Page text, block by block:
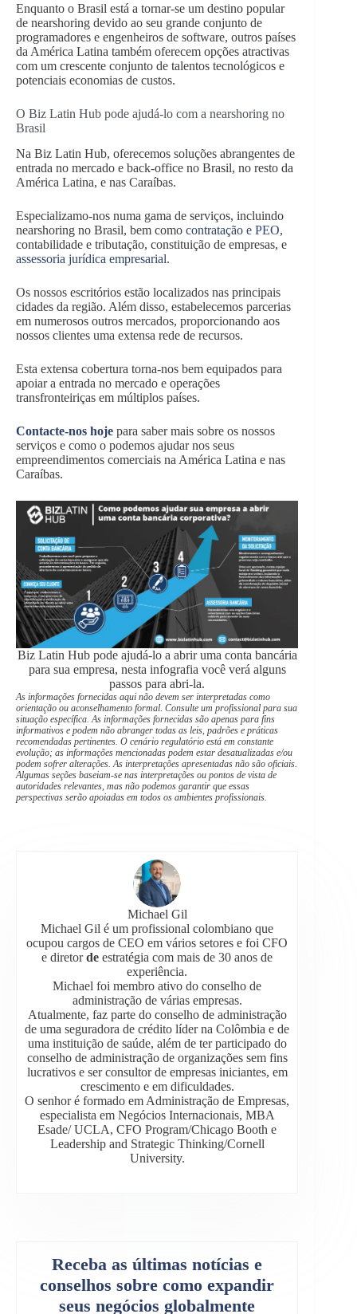
Enquanto o Brasil está a tornar-se um destino popular
de nearshoring devido ao seu grande conjunto de
programadores e engenheiros de software, outros países
da América Latina também oferecem opções atractivas
com um crescente conjunto de talentos tecnológicos e
potenciais economias de custos.
O Biz Latin Hub pode ajudá-lo com a nearshoring no
Brasil
Na Biz Latin Hub, oferecemos soluções abrangentes de
entrada no mercado e back-office no Brasil, no resto da
América Latina, e nas Caraíbas.
Especializamo-nos numa gama de serviços, incluindo
nearshoring no Brasil, bem como contratação e PEO,
contabilidade e tributação, constituição de empresas, e
assessoria jurídica empresarial.
Os nossos escritórios estão localizados nas principais
cidades da região. Além disso, estabelecemos parcerias
em numerosos outros mercados, proporcionando aos
nossos clientes uma extensa rede de recursos.
Esta extensa cobertura torna-nos bem equipados para
apoiar a entrada no mercado e operações
transfronteiriças em múltiplos países.
Contacte-nos hoje para saber mais sobre os nossos
serviços e como o podemos ajudar nos seus
empreendimentos comerciais na América Latina e nas
Caraíbas.
Biz Latin Hub pode ajudá-lo a abrir uma conta bancária
para sua empresa, nesta infografia você verá alguns
passos para abri-la.
As informações fornecidas aqui não devem ser interpretadas como
orientação ou aconselhamento formal. Consulte um profissional para sua
situação específica. As informações fornecidas são apenas para fins
informativos e podem não abranger todas as leis, padrões e práticas
recomendadas pertinentes. O cenário regulatório está em constante
evolução; as informações mencionadas podem estar desatualizadas e/ou
podem sofrer alterações. As interpretações apresentadas não são oficiais.
Algumas seções baseiam-se nas interpretações ou pontos de vista de
autoridades relevantes, mas não podemos garantir que essas
perspectivas serão apoiadas em todos os ambientes profissionais.
Michael Gil
Michael Gil é um profissional colombiano que
ocupou cargos de CEO em vários setores e foi CFO
e diretorde estratégia com mais de 30 anos de
experiência.
Michael foi membro ativo do conselho de
administração de várias empresas.
Atualmente, faz parte do conselho de administração
de uma seguradora de crédito líder na Colômbia e de
uma instituição de saúde, além de ter participado do
conselho de administração de organizações sem fins
lucrativos e ser consultor de empresas iniciantes, em
crescimento e em dificuldades.
O senhor é formado em Administração de Empresas,
especialista em Negócios Internacionais, MBA
Esade/ UCLA, CFO Program/Chicago Booth e
Leadership and Strategic Thinking/Cornell
University.
Receba as últimas notícias e
conselhos sobre como expandir
seus negócios globalmente